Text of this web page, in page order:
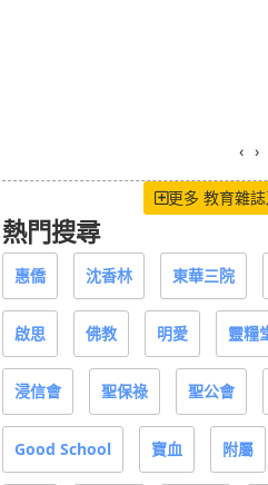
‹ ›
更多 教育雜
熱門搜尋
惠僑 沈香林 東華三院
啟思 佛教 明愛 靈糧
浸信會 聖保祿 聖公會
Good School 寶血 附屬